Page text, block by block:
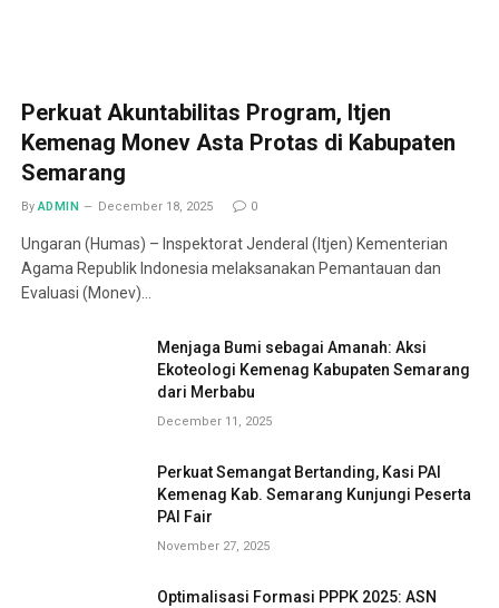
Perkuat Akuntabilitas Program, Itjen
Kemenag Monev Asta Protas di Kabupaten
Semarang
By ADMIN December 18, 2025 0
Ungaran (Humas) – Inspektorat Jenderal (Itjen) Kementerian
Agama Republik Indonesia melaksanakan Pemantauan dan
Evaluasi (Monev)…
Menjaga Bumi sebagai Amanah: Aksi
Ekoteologi Kemenag Kabupaten Semarang
dari Merbabu
December 11, 2025
Perkuat Semangat Bertanding, Kasi PAI
Kemenag Kab. Semarang Kunjungi Peserta
PAI Fair
November 27, 2025
Optimalisasi Formasi PPPK 2025: ASN